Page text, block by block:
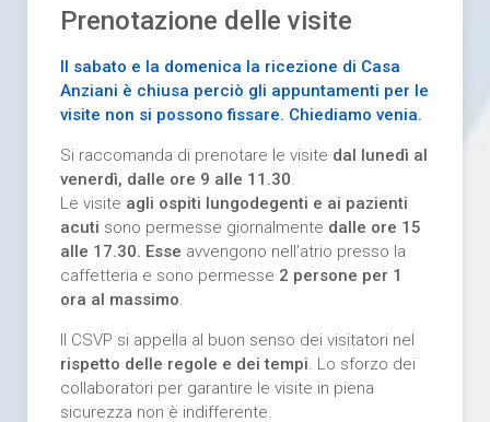
Prenotazione delle visite
Il sabato e la domenica la ricezione di Casa
Anziani è chiusa perciò gli appuntamenti per le
visite non si possono fissare. Chiediamo venia.
Si raccomanda di prenotare le visite dal lunedì al
venerdì, dalle ore 9 alle 11.30
Le visite agli ospiti lungodegenti e ai pazienti
acuti sono permesse giornalmente dalle ore 15
alle 17.30. Esse avvengono nell’atrio presso la
caffetteria e sono permesse 2 persone per 1
ora al massimo
Il CSVP si appella al buon senso dei visitatori nel
rispetto delle regole e dei tempi . Lo sforzo dei
collaboratori per garantire le visite in piena
sicurezza non è indifferente.